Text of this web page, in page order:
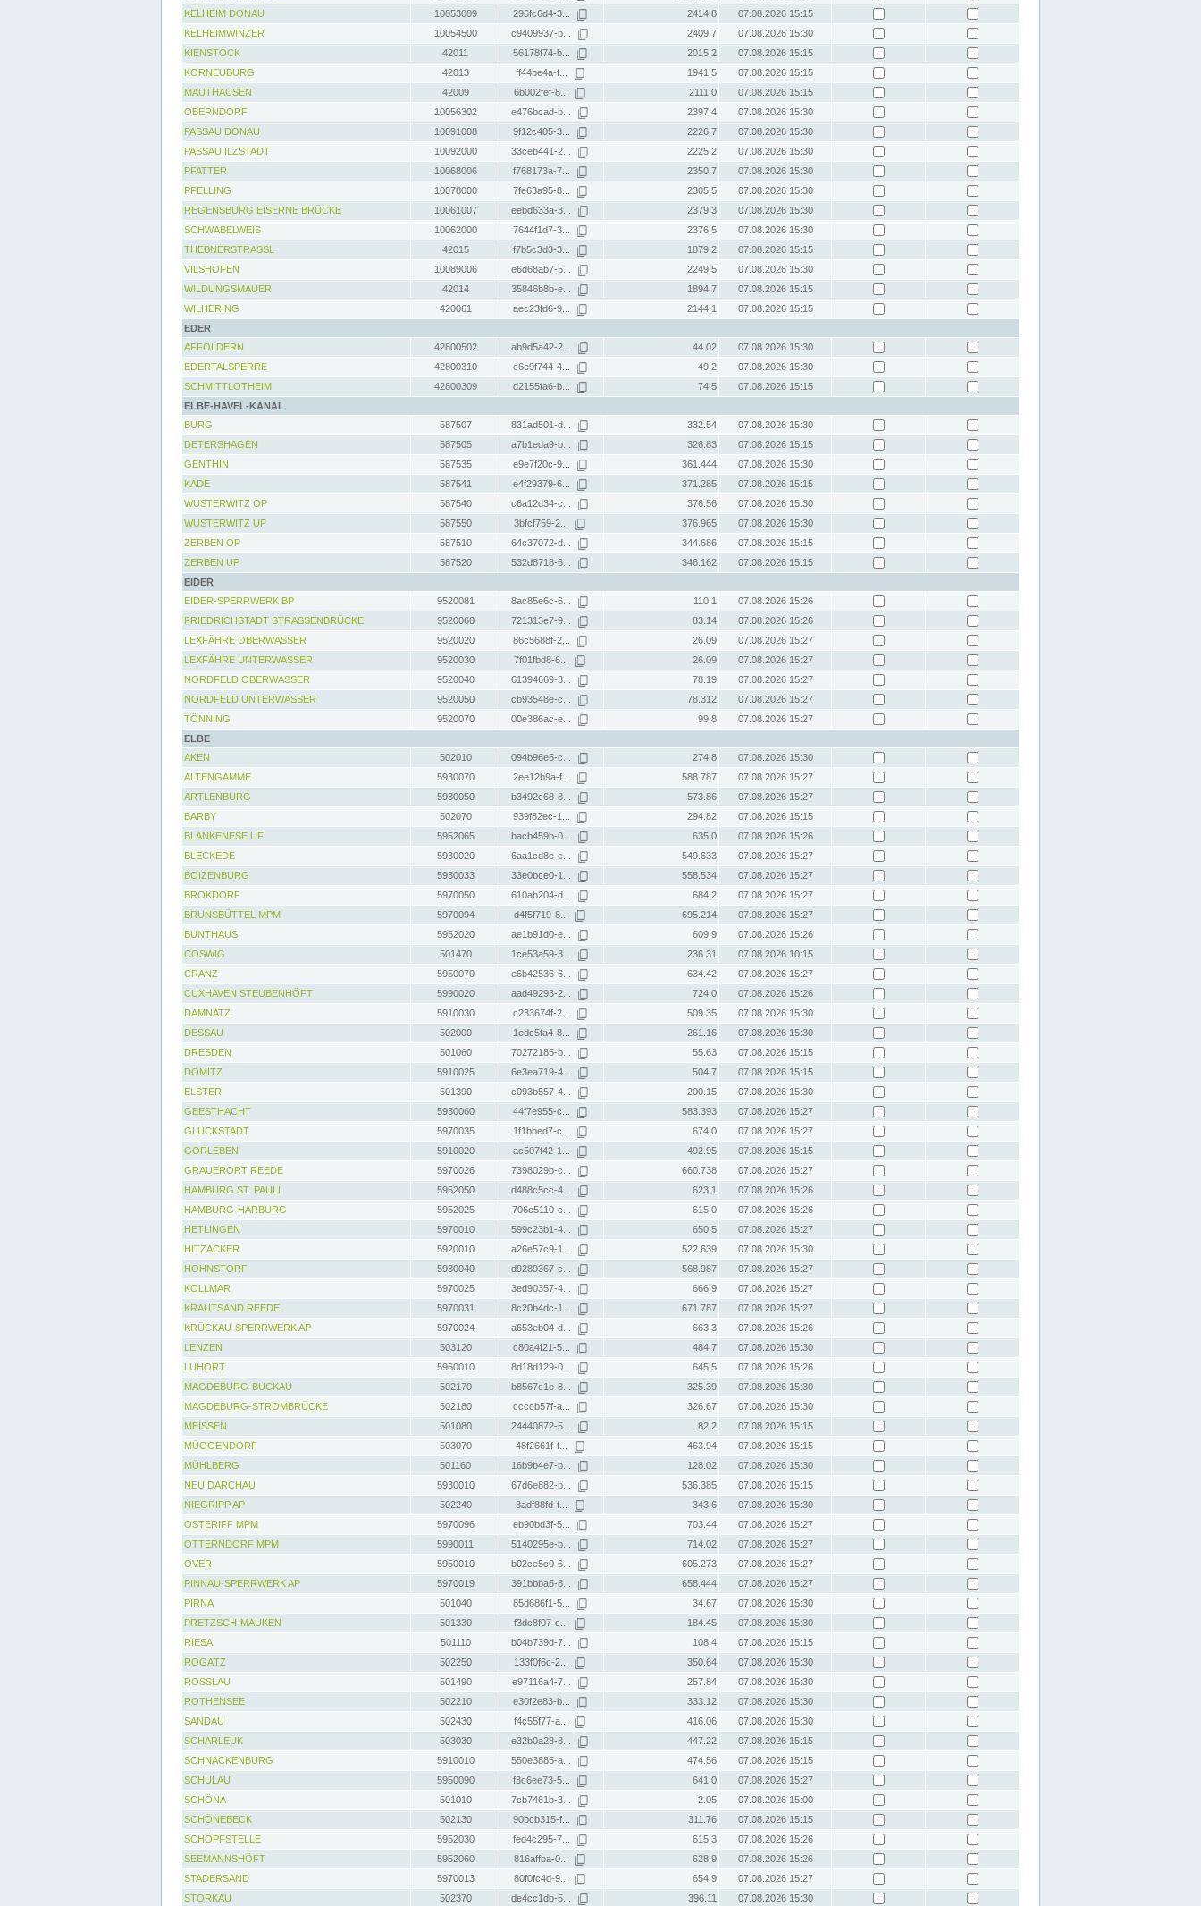
KELHEIM DONAU
10053009 296fc6d4-3... 2414.8
07.08.2026 15:15
KELHEIMWINZER
10054500 c9409937-b... 2409.7
07.08.2026 15:30
KIENSTOCK
42011 56178f74-b... 2015.2
07.08.2026 15:15
KORNEUBURG
42013 ff44be4a-f... 1941.5
07.08.2026 15:15
MAUTHAUSEN
42009 6b002fef-8... 2111.0
07.08.2026 15:15
OBERNDORF
10056302 e476bcad-b... 2397.4
07.08.2026 15:30
PASSAU DONAU
10091008 9f12c405-3... 2226.7
07.08.2026 15:30
PASSAU ILZSTADT
10092000 33ceb441-2... 2225.2
07.08.2026 15:30
PFATTER
10068006 f768173a-7... 2350.7
07.08.2026 15:30
PFELLING
10078000 7fe63a95-8... 2305.5
07.08.2026 15:30
REGENSBURG EISERNE BRÜCKE
10061007 eebd633a-3... 2379.3
07.08.2026 15:30
SCHWABELWEIS
10062000 7644f1d7-3... 2376.5
07.08.2026 15:30
THEBNERSTRASSL
42015 f7b5c3d3-3... 1879.2
07.08.2026 15:15
VILSHOFEN
10089006 e6d68ab7-5... 2249.5
07.08.2026 15:30
WILDUNGSMAUER
42014 35846b8b-e... 1894.7
07.08.2026 15:15
WILHERING
420061 aec23fd6-9... 2144.1
07.08.2026 15:15
EDER
AFFOLDERN
42800502 ab9d5a42-2... 44.02
07.08.2026 15:30
EDERTALSPERRE
42800310 c6e9f744-4... 49.2
07.08.2026 15:30
SCHMITTLOTHEIM
42800309 d2155fa6-b... 74.5
07.08.2026 15:15
ELBE-HAVEL-KANAL
BURG
587507 831ad501-d... 332.54
07.08.2026 15:30
DETERSHAGEN
587505 a7b1eda9-b... 326.83
07.08.2026 15:15
GENTHIN
587535 e9e7f20c-9... 361.444
07.08.2026 15:30
KADE
587541 e4f29379-6... 371.285
07.08.2026 15:15
WUSTERWITZ OP
587540 c6a12d34-c... 376.56
07.08.2026 15:30
WUSTERWITZ UP
587550 3bfcf759-2... 376.965
07.08.2026 15:30
ZERBEN OP
587510 64c37072-d... 344.686
07.08.2026 15:15
ZERBEN UP
587520 532d8718-6... 346.162
07.08.2026 15:15
EIDER
EIDER-SPERRWERK BP
9520081 8ac85e6c-6... 110.1
07.08.2026 15:26
FRIEDRICHSTADT STRASSENBRÜCKE
9520060 721313e7-9... 83.14
07.08.2026 15:26
LEXFÄHRE OBERWASSER
9520020 86c5688f-2... 26.09
07.08.2026 15:27
LEXFÄHRE UNTERWASSER
9520030 7f01fbd8-6... 26.09
07.08.2026 15:27
NORDFELD OBERWASSER
9520040 61394669-3... 78.19
07.08.2026 15:27
NORDFELD UNTERWASSER
9520050 cb93548e-c... 78.312
07.08.2026 15:27
TÖNNING
9520070 00e386ac-e... 99.8
07.08.2026 15:27
ELBE
AKEN
502010 094b96e5-c... 274.8
07.08.2026 15:30
ALTENGAMME
5930070 2ee12b9a-f... 588.787
07.08.2026 15:27
ARTLENBURG
5930050 b3492c68-8... 573.86
07.08.2026 15:27
BARBY
502070 939f82ec-1... 294.82
07.08.2026 15:15
BLANKENESE UF
5952065 bacb459b-0... 635.0
07.08.2026 15:26
BLECKEDE
5930020 6aa1cd8e-e... 549.633
07.08.2026 15:27
BOIZENBURG
5930033 33e0bce0-1... 558.534
07.08.2026 15:27
BROKDORF
5970050 610ab204-d... 684.2
07.08.2026 15:27
BRUNSBÜTTEL MPM
5970094 d4f5f719-8... 695.214
07.08.2026 15:27
BUNTHAUS
5952020 ae1b91d0-e... 609.9
07.08.2026 15:26
COSWIG
501470 1ce53a59-3... 236.31
07.08.2026 10:15
CRANZ
5950070 e6b42536-6... 634.42
07.08.2026 15:27
CUXHAVEN STEUBENHÖFT
5990020 aad49293-2... 724.0
07.08.2026 15:26
DAMNATZ
5910030 c233674f-2... 509.35
07.08.2026 15:30
DESSAU
502000 1edc5fa4-8... 261.16
07.08.2026 15:30
DRESDEN
501060 70272185-b... 55.63
07.08.2026 15:15
DÖMITZ
5910025 6e3ea719-4... 504.7
07.08.2026 15:15
ELSTER
501390 c093b557-4... 200.15
07.08.2026 15:30
GEESTHACHT
5930060 44f7e955-c... 583.393
07.08.2026 15:27
GLÜCKSTADT
5970035 1f1bbed7-c... 674.0
07.08.2026 15:27
GORLEBEN
5910020 ac507f42-1... 492.95
07.08.2026 15:15
GRAUERORT REEDE
5970026 7398029b-c... 660.738
07.08.2026 15:27
HAMBURG ST. PAULI
5952050 d488c5cc-4... 623.1
07.08.2026 15:26
HAMBURG-HARBURG
5952025 706e5110-c... 615.0
07.08.2026 15:26
HETLINGEN
5970010 599c23b1-4... 650.5
07.08.2026 15:27
HITZACKER
5920010 a26e57c9-1... 522.639
07.08.2026 15:30
HOHNSTORF
5930040 d9289367-c... 568.987
07.08.2026 15:27
KOLLMAR
5970025 3ed90357-4... 666.9
07.08.2026 15:27
KRAUTSAND REEDE
5970031 8c20b4dc-1... 671.787
07.08.2026 15:27
KRÜCKAU-SPERRWERK AP
5970024 a653eb04-d... 663.3
07.08.2026 15:26
LENZEN
503120 c80a4f21-5... 484.7
07.08.2026 15:30
LÜHORT
5960010 8d18d129-0... 645.5
07.08.2026 15:26
MAGDEBURG-BUCKAU
502170 b8567c1e-8... 325.39
07.08.2026 15:30
MAGDEBURG-STROMBRÜCKE
502180 ccccb57f-a... 326.67
07.08.2026 15:30
MEISSEN
501080 24440872-5... 82.2
07.08.2026 15:15
MÜGGENDORF
503070 48f2661f-f... 463.94
07.08.2026 15:15
MÜHLBERG
501160 16b9b4e7-b... 128.02
07.08.2026 15:30
NEU DARCHAU
5930010 67d6e882-b... 536.385
07.08.2026 15:15
NIEGRIPP AP
502240 3adf88fd-f... 343.6
07.08.2026 15:30
OSTERIFF MPM
5970096 eb90bd3f-5... 703.44
07.08.2026 15:27
OTTERNDORF MPM
5990011 5140295e-b... 714.02
07.08.2026 15:27
OVER
5950010 b02ce5c0-6... 605.273
07.08.2026 15:27
PINNAU-SPERRWERK AP
5970019 391bbba5-8... 658.444
07.08.2026 15:27
PIRNA
501040 85d686f1-5... 34.67
07.08.2026 15:30
PRETZSCH-MAUKEN
501330 f3dc8f07-c... 184.45
07.08.2026 15:30
RIESA
501110 b04b739d-7... 108.4
07.08.2026 15:15
ROGÄTZ
502250 133f0f6c-2... 350.64
07.08.2026 15:30
ROSSLAU
501490 e97116a4-7... 257.84
07.08.2026 15:30
ROTHENSEE
502210 e30f2e83-b... 333.12
07.08.2026 15:30
SANDAU
502430 f4c55f77-a... 416.06
07.08.2026 15:30
SCHARLEUK
503030 e32b0a28-8... 447.22
07.08.2026 15:15
SCHNACKENBURG
5910010 550e3885-a... 474.56
07.08.2026 15:15
SCHULAU
5950090 f3c6ee73-5... 641.0
07.08.2026 15:27
SCHÖNA
501010 7cb7461b-3... 2.05
07.08.2026 15:00
SCHÖNEBECK
502130 90bcb315-f... 311.76
07.08.2026 15:15
SCHÖPFSTELLE
5952030 fed4c295-7... 615.3
07.08.2026 15:26
SEEMANNSHÖFT
5952060 816affba-0... 628.9
07.08.2026 15:26
STADERSAND
5970013 80f0fc4d-9... 654.9
07.08.2026 15:27
STORKAU
502370 de4cc1db-5... 396.11 07.08.2026 15:30